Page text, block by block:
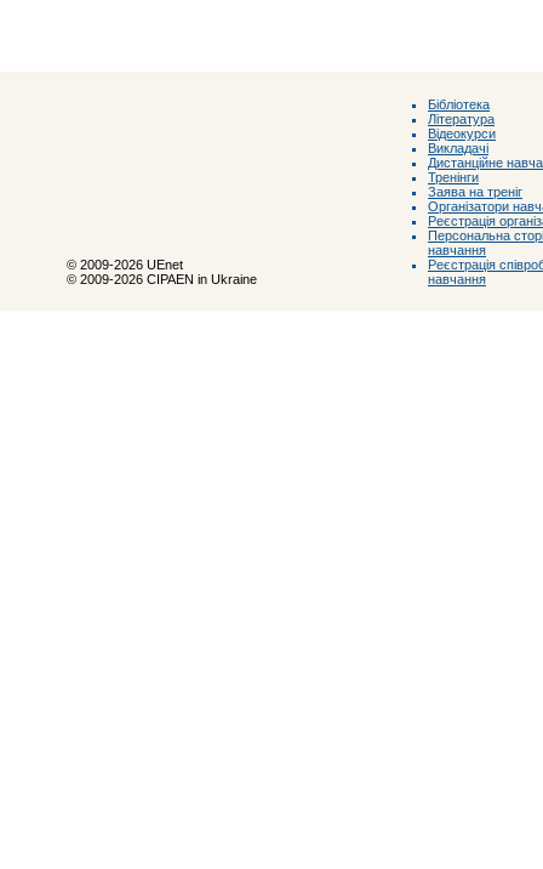
© 2009-2026 UEnet
© 2009-2026 CIPAEN in Ukraine
Бібліотека
Література
Відеокурси
Викладачі
Дистанційне
Тренінги
Заява на треніг
Організатори
Реєстрація
Персональна
навчання
Реєстрація
навчання